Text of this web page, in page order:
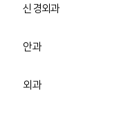
신경외과
안과
외과